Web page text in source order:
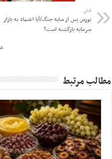
قبلی
بورس پس از سایه جنگ/آیا اعتماد به بازار
سرمایه بازگشته است؟
مطالب مرتبط